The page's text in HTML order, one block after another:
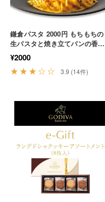
鎌倉パスタ 2000円 もちもちの
生パスタと焼き立てパンの香り
に包まれる至福の時間 ランチ イ
タリアン
¥2000
★★★☆☆ 3.9 (14件)